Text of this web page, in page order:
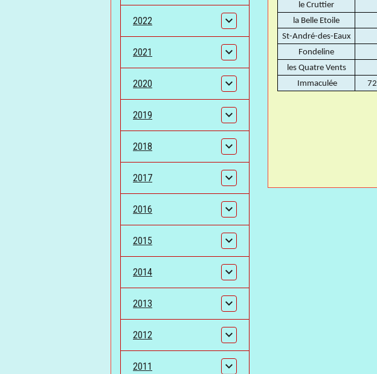
le Cruttier
la Belle Etoile
St-André-des-Eaux
Fondeline
les Quatre Vents
Immaculée
72
2022
2021
2020
2019
2018
2017
2016
2015
2014
2013
2012
2011